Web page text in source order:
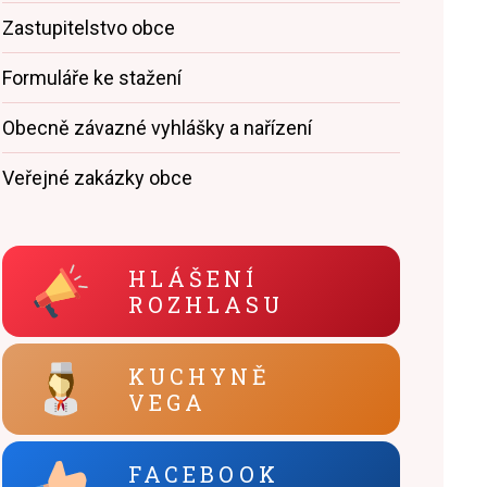
Zastupitelstvo obce
Formuláře ke stažení
Obecně závazné vyhlášky a nařízení
Veřejné zakázky obce
HLÁŠENÍ
ROZHLASU
KUCHYNĚ
VEGA
FACEBOOK